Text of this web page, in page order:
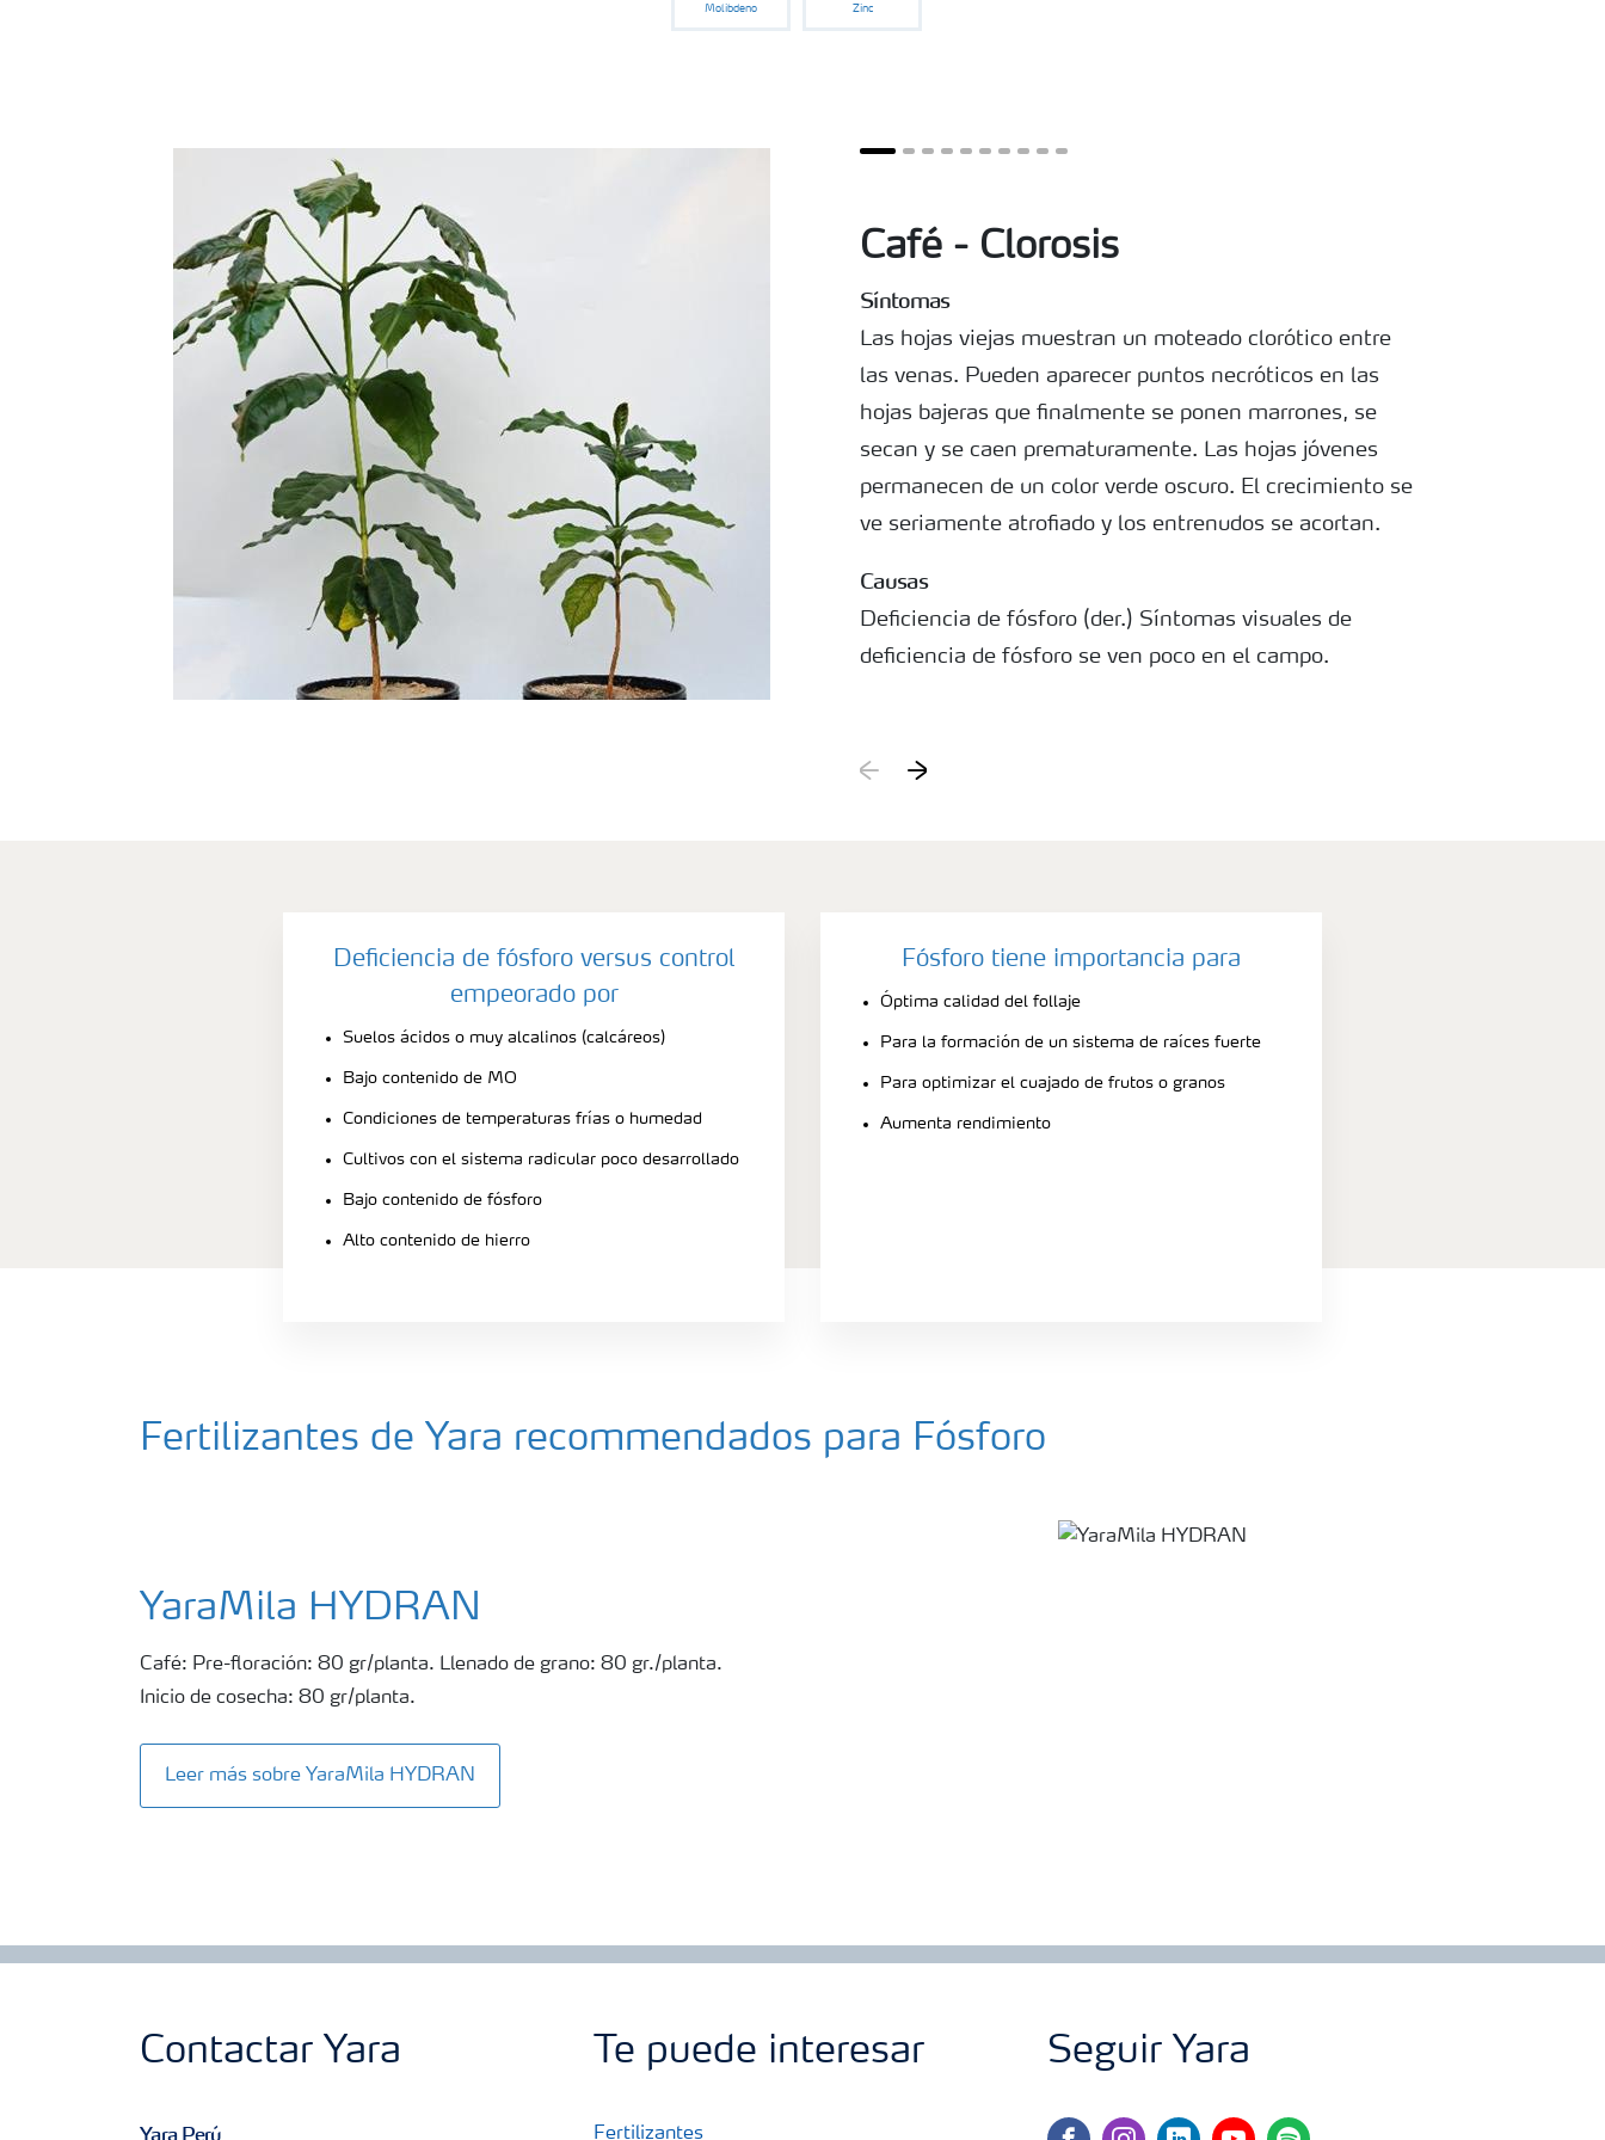
Molibdeno Zinc
Café - Clorosis
Síntomas
Las hojas viejas muestran un moteado clorótico entre
las venas. Pueden aparecer puntos necróticos en las
hojas bajeras que finalmente se ponen marrones, se
secan y se caen prematuramente. Las hojas jóvenes
permanecen de un color verde oscuro. El crecimiento se
ve seriamente atrofiado y los entrenudos se acortan.
Causas
Deficiencia de fósforo (der.) Síntomas visuales de
deficiencia de fósforo se ven poco en el campo.
Deficiencia de fósforo versus control
empeorado por
Suelos ácidos o muy alcalinos (calcáreos)
Bajo contenido de MO
Condiciones de temperaturas frías o humedad
Cultivos con el sistema radicular poco desarrollado
Bajo contenido de fósforo
Alto contenido de hierro
Fósforo tiene importancia para
Óptima calidad del follaje
Para la formación de un sistema de raíces fuerte
Para optimizar el cuajado de frutos o granos
Aumenta rendimiento
Fertilizantes de Yara recommendados para Fósforo
YaraMila HYDRAN
Café: Pre-floración: 80 gr/planta. Llenado de grano: 80 gr./planta.
Inicio de cosecha: 80 gr/planta.
Leer más sobre YaraMila HYDRAN
Contactar Yara
Yara Perú
Te puede interesar
Fertilizantes
Seguir Yara
facebookinstagramlinkedinyoutubespotify